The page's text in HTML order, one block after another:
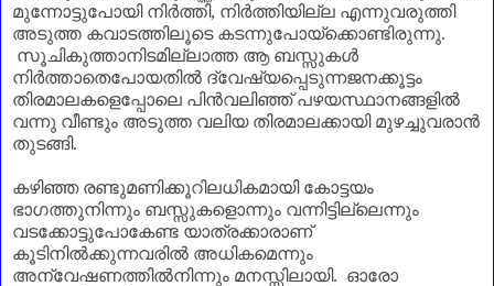
മുന്നോട്ടുപോയി നിർത്തി, നിർത്തിയില്ല എന്നുവരുത്തി
അടുത്ത കവാടത്തിലൂടെ കടന്നുപോയ്ക്കൊണ്ടിരുന്നു.
സൂചികുത്താനിടമില്ലാത്ത ആ ബസ്സുകൾ
നിർത്താതെപോയതിൽ ദ്വേഷ്യപ്പെടുന്നജനക്കൂട്ടം
തിരമാലകളെപ്പോലെ പിൻവലിഞ്ഞ് പഴയസ്ഥാനങ്ങളിൽ
വന്നു വീണ്ടും അടുത്ത വലിയ തിരമാലക്കായി മുഴച്ചുവരാൻ
തുടങ്ങി.
കഴിഞ്ഞ രണ്ടുമണിക്കൂറിലധികമായി കോട്ടയം
ഭാഗത്തുനിന്നും ബസ്സുകളൊന്നും വന്നിട്ടില്ലെന്നും
വടക്കോട്ടുപോകേണ്ട യാത്രക്കാരാണ്‌
കൂടിനിൽക്കുന്നവരിൽ അധികമെന്നും
അന്വേഷണത്തിൽനിന്നും മനസ്സിലായി. ഓരോ